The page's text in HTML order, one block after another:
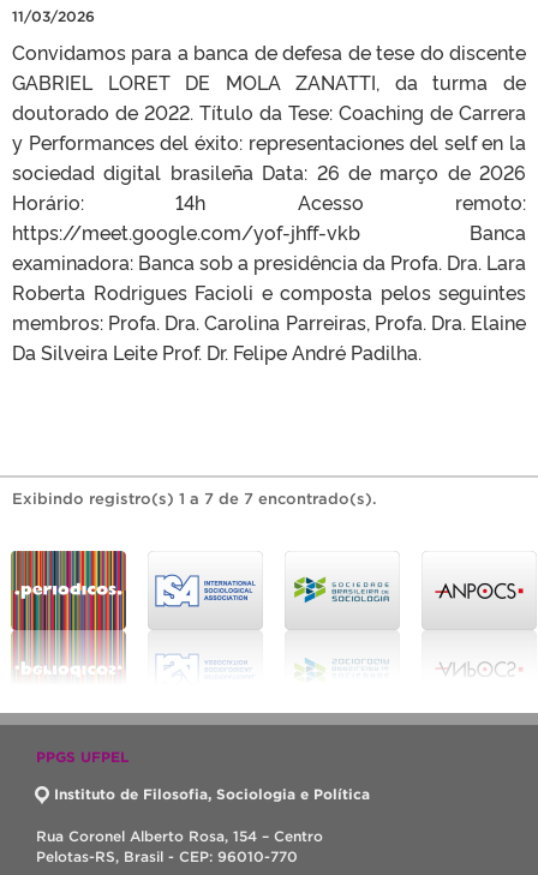
11/03/2026
Convidamos para a banca de defesa de tese do discente
GABRIEL LORET DE MOLA ZANATTI, da turma de
doutorado de 2022. Título da Tese: Coaching de Carrera
y Performances del éxito: representaciones del self en la
sociedad digital brasileña Data: 26 de março de 2026
Horário: 14h Acesso remoto:
https://meet.google.com/yof-jhff-vkb Banca
examinadora: Banca sob a presidência da Profa. Dra. Lara
Roberta Rodrigues Facioli e composta pelos seguintes
membros: Profa. Dra. Carolina Parreiras, Profa. Dra. Elaine
Da Silveira Leite Prof. Dr. Felipe André Padilha.
Exibindo registro(s) 1 a 7 de 7 encontrado(s).
PPGS UFPEL
Instituto de Filosofia, Sociologia e Política
Rua Coronel Alberto Rosa, 154 – Centro
Pelotas-RS, Brasil - CEP: 96010-770